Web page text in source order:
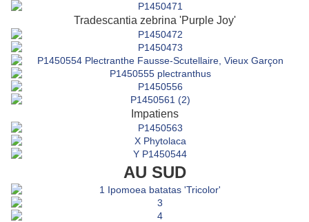
Tradescantia zebrina 'Purple Joy'
Impatiens
AU SUD